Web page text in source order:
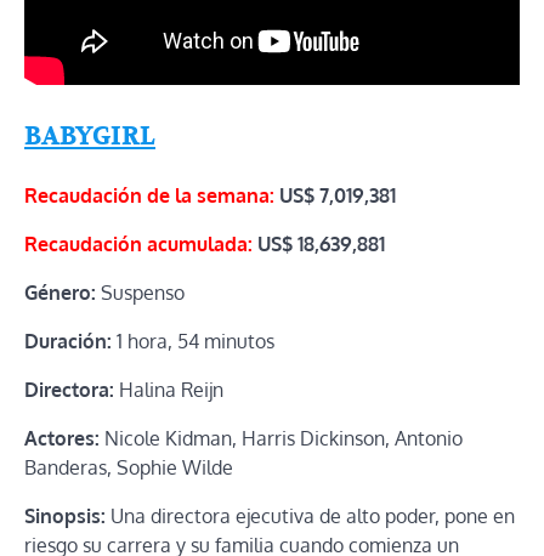
BABYGIRL
Recaudación de la semana: US$ 7,019,381
Recaudación acumulada: US$ 18,639,881
Género: Suspenso
Duración: 1 hora, 54 minutos
Directora: Halina Reijn
Actores: Nicole Kidman, Harris Dickinson, Antonio
Banderas, Sophie Wilde
Sinopsis: Una directora ejecutiva de alto poder, pone en
riesgo su carrera y su familia cuando comienza un